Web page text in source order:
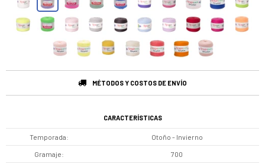
MÉTODOS Y COSTOS DE ENVÍO
CARACTERÍSTICAS
Temporada Otoño - Invierno
Gramaje 700